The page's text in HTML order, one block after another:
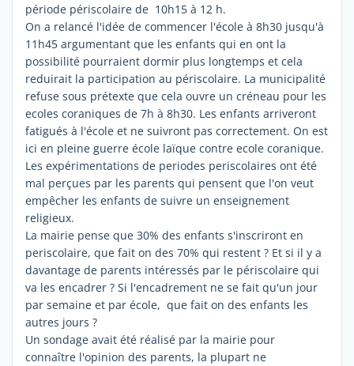
période périscolaire de 10h15 à 12 h.
On a relancé l'idée de commencer l'école à 8h30 jusqu'à
11h45 argumentant que les enfants qui en ont la
possibilité pourraient dormir plus longtemps et cela
reduirait la participation au périscolaire. La municipalité
refuse sous prétexte que cela ouvre un créneau pour les
ecoles coraniques de 7h à 8h30. Les enfants arriveront
fatigués à l'école et ne suivront pas correctement. On est
ici en pleine guerre école laïque contre ecole coranique.
Les expérimentations de periodes periscolaires ont été
mal perçues par les parents qui pensent que l'on veut
empêcher les enfants de suivre un enseignement
religieux.
La mairie pense que 30% des enfants s'inscriront en
periscolaire, que fait on des 70% qui restent ? Et si il y a
davantage de parents intéressés par le périscolaire qui
va les encadrer ? Si l'encadrement ne se fait qu'un jour
par semaine et par école, que fait on des enfants les
autres jours ?
Un sondage avait été réalisé par la mairie pour
connaître l'opinion des parents, la plupart ne